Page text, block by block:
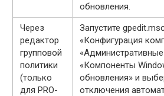
обновления.
Через
редактор
групповой
политики
(только
для PRO-
Запустите
«Конфигурация
«Компоненты
обновления» и
отключения